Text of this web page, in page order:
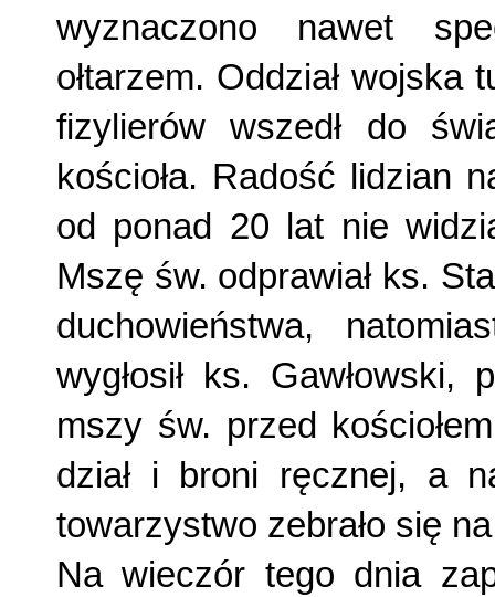
wyznaczono nawet
ołtarzem. Oddział wojska
fizylierów wszedł do
kościoła. Radość lidzian
od ponad 20 lat nie
Mszę św. odprawiał ks.
duchowieństwa,
wygłosił ks.
mszy św. przed
dział i broni ręcznej, a
towarzystwo zebrało się
Na wieczór tego dnia